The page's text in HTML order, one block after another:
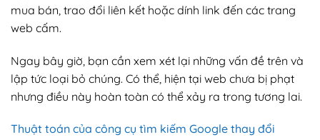
mua bán, trao đổi liên kết hoặc dính link đến các trang
web cấm.
Ngay bây giờ, bạn cần xem xét lại những vấn đề trên và
lập tức loại bỏ chúng. Có thể, hiện tại web chưa bị phạt
nhưng điều này hoàn toàn có thể xảy ra trong tương lai.
Thuật toán của công cụ tìm kiếm Google thay đổi